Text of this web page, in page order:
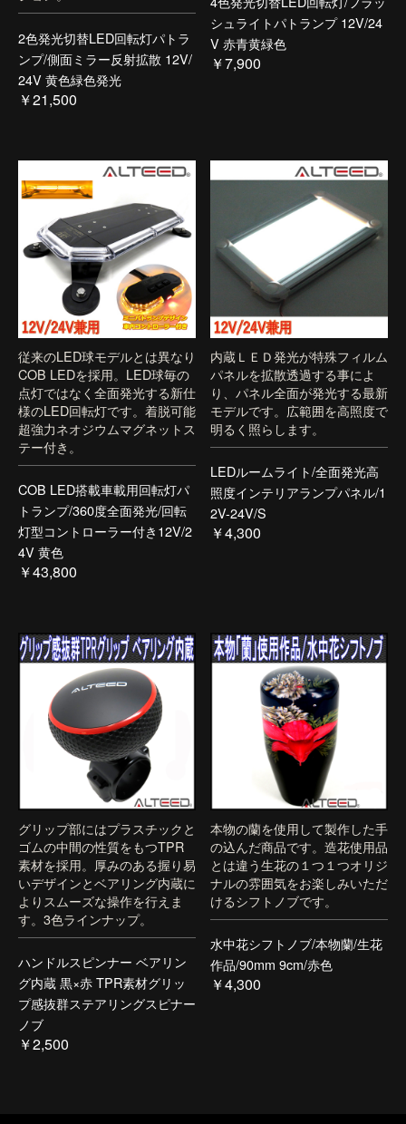
2色発光切替LED回転灯パトラ
ンプ/側面ミラー反射拡散 12V/
24V 黄色緑色発光
￥21,500
シュライトパトランプ 12V/24
V 赤青黄緑色
￥7,900
従来のLED球モデルとは異なり
COB LEDを採用。LED球毎の
点灯ではなく全面発光する新仕
様のLED回転灯です。着脱可能
超強力ネオジウムマグネットス
テー付き。
COB LED搭載車載用回転灯パ
トランプ/360度全面発光/回転
灯型コントローラー付き12V/2
4V 黄色
￥43,800
内蔵ＬＥＤ発光が特殊フィルム
パネルを拡散透過する事によ
り、パネル全面が発光する最新
モデルです。広範囲を高照度で
明るく照らします。
LEDルームライト/全面発光高
照度インテリアランプパネル/1
2V-24V/S
￥4,300
グリップ部にはプラスチックと
ゴムの中間の性質をもつTPR
素材を採用。厚みのある握り易
いデザインとベアリング内蔵に
よりスムーズな操作を行えま
す。3色ラインナップ。
ハンドルスピンナー ベアリン
グ内蔵 黒×赤 TPR素材グリッ
プ感抜群ステアリングスピナー
ノブ
￥2,500
本物の蘭を使用して製作した手
の込んだ商品です。造花使用品
とは違う生花の１つ１つオリジ
ナルの雰囲気をお楽しみいただ
けるシフトノブです。
水中花シフトノブ/本物蘭/生花
作品/90mm 9cm/赤色
￥4,300